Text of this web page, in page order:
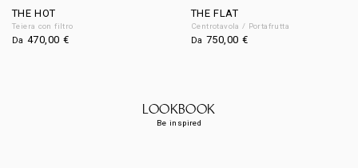
THE HOT
Teiera con filtro
Da470,00 €
THE FLAT
Centrotavola / Portafrutta
Da 750,00 €
LOOKBOOK
Be inspired